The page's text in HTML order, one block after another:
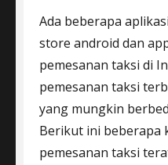
Ada beberapa
store android dan
pemesanan taksi di
pemesanan taksi
yang mungkin
Berikut ini beberapa
pemesanan taksi